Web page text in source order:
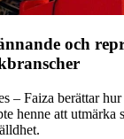
och
– Faiza berättar hur
henne att utmärka